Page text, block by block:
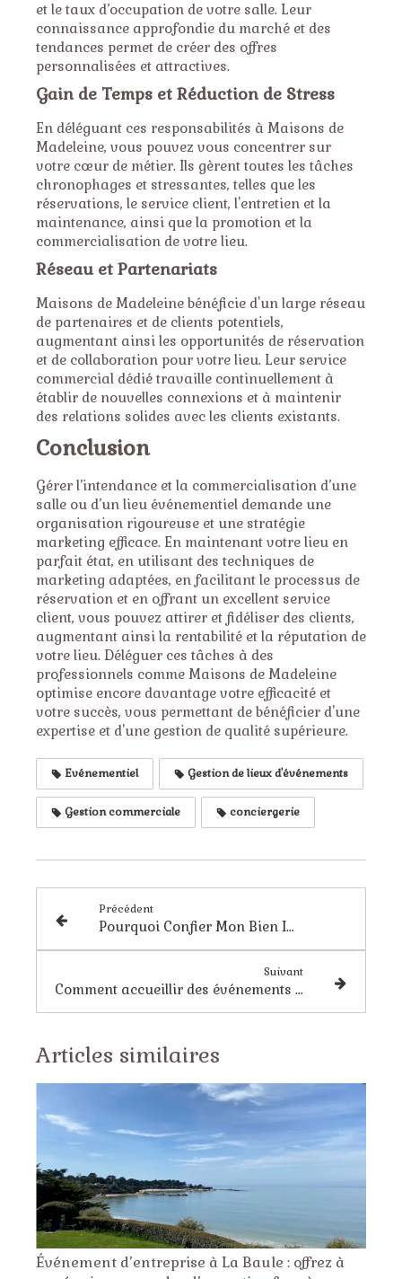
et le taux d’occupation de votre salle. Leur
connaissance approfondie du marché et des
tendances permet de créer des offres
personnalisées et attractives.
Gain de Temps et Réduction de Stress
En déléguant ces responsabilités à Maisons de
Madeleine, vous pouvez vous concentrer sur
votre cœur de métier. Ils gèrent toutes les tâches
chronophages et stressantes, telles que les
réservations, le service client, l'entretien et la
maintenance, ainsi que la promotion et la
commercialisation de votre lieu.
Réseau et Partenariats
Maisons de Madeleine bénéficie d'un large réseau
de partenaires et de clients potentiels,
augmentant ainsi les opportunités de réservation
et de collaboration pour votre lieu. Leur service
commercial dédié travaille continuellement à
établir de nouvelles connexions et à maintenir
des relations solides avec les clients existants.
Conclusion
Gérer l’intendance et la commercialisation d’une
salle ou d’un lieu événementiel demande une
organisation rigoureuse et une stratégie
marketing efficace. En maintenant votre lieu en
parfait état, en utilisant des techniques de
marketing adaptées, en facilitant le processus de
réservation et en offrant un excellent service
client, vous pouvez attirer et fidéliser des clients,
augmentant ainsi la rentabilité et la réputation de
votre lieu. Déléguer ces tâches à des
professionnels comme Maisons de Madeleine
optimise encore davantage votre efficacité et
votre succès, vous permettant de bénéficier d'une
expertise et d'une gestion de qualité supérieure.
Evénementiel Gestion de lieux d'événements
Gestion commerciale conciergerie
Précédent
Pourquoi Confier Mon Bien Immobilier à des Professionnels de la Location Courte Durée?
Suivant
Comment accueillir des événements d'entreprises dans mon Airbnb ?
Articles similaires
Événement d’entreprise à La Baule : offrez à